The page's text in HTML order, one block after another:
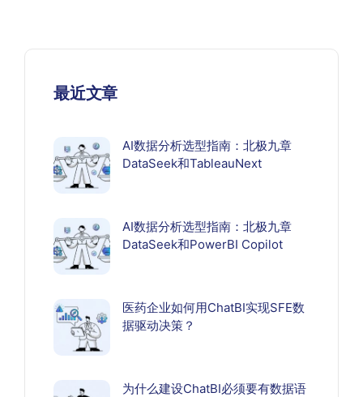
最近文章
AI数据分析选型指南：北极九章
DataSeek和TableauNext
AI数据分析选型指南：北极九章
DataSeek和PowerBI Copilot
医药企业如何用ChatBI实现SFE数
据驱动决策？
为什么建设ChatBI必须要有数据语